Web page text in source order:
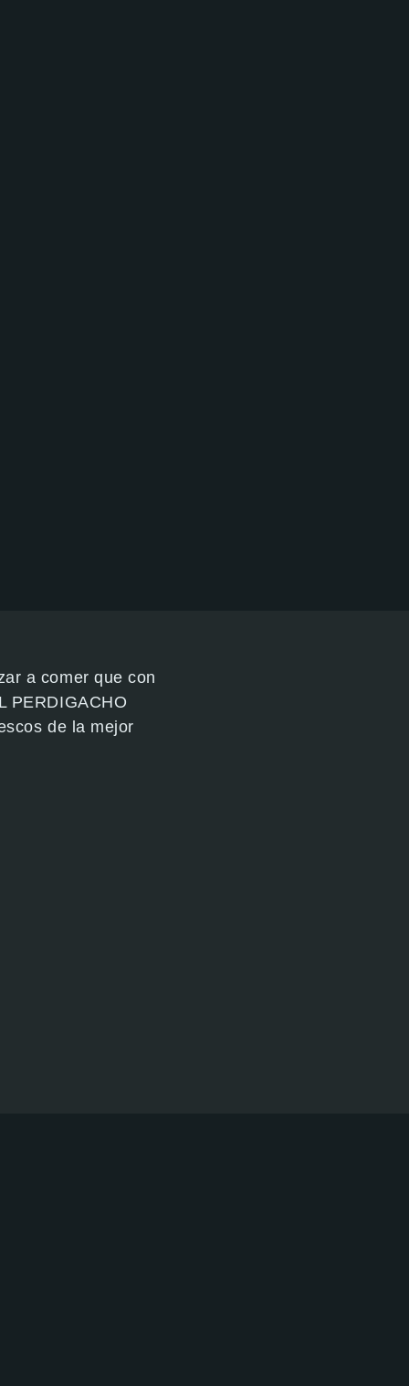
a comer que con
PERDIGACHO
de la mejor